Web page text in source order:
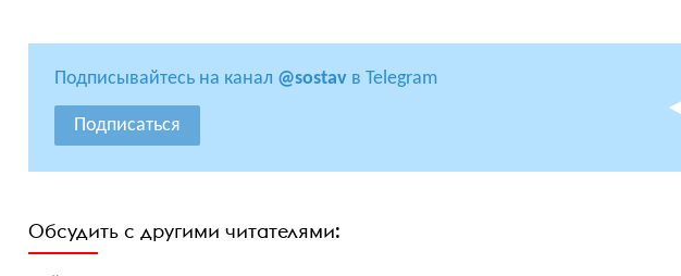
Подписывайтесь на канал @sostav в Telegram
Подписаться
Обсудить с другими читателями: